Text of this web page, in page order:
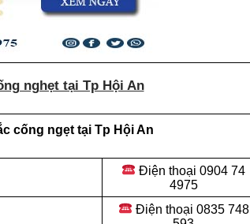
nghẹt tại Tp Hội An
cống ngẹt tại Tp Hội An
Điện thoại 0904 74
4975
Điện thoại 0835 748